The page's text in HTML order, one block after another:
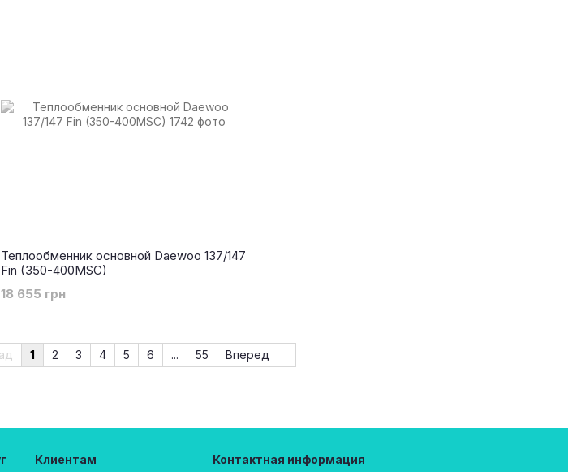
Теплообменник основной Daewoo 137/147
Fin (350-400MSC)
18 655 грн
1 2 3 4 5 6 ... 55 Вперед
Клиентам Контактная информация